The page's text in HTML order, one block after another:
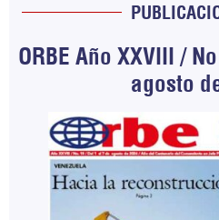
ORBE Año XXVIII /
agosto